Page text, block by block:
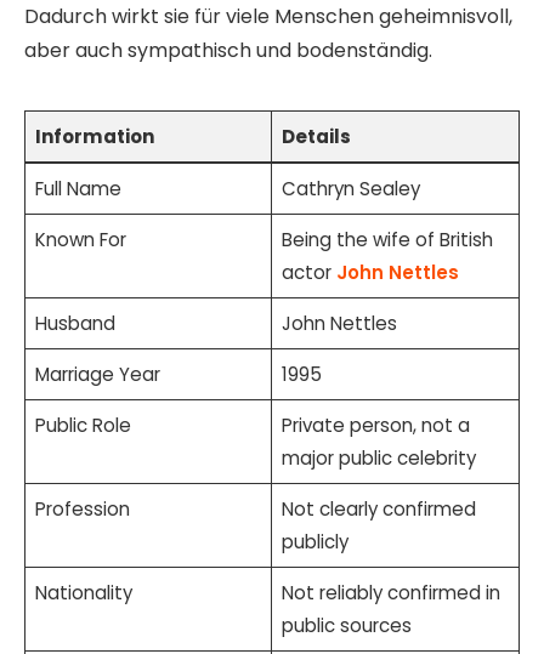
Dadurch wirkt sie für viele Menschen geheimnisvoll,
aber auch sympathisch und bodenständig.
Information Details
Full Name
Cathryn Sealey
Known For
Being the wife of British
actor John Nettles
Husband
John Nettles
Marriage Year
1995
Public Role
Private person, not a
major public celebrity
Profession
Not clearly confirmed
publicly
Nationality
Not reliably confirmed in
public sources